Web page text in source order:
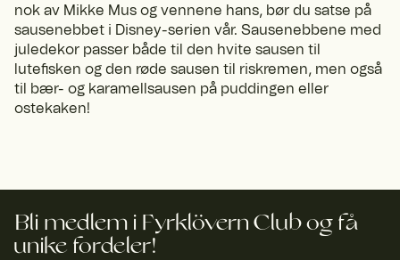
nok av Mikke Mus og vennene hans, bør du satse på
sausenebbet i Disney-serien vår. Sausenebbene med
juledekor passer både til den hvite sausen til
lutefisken og den røde sausen til riskremen, men også
til bær- og karamellsausen på puddingen eller
ostekaken!
Bli medlem i Fyrklövern Club og få
unike fordeler!